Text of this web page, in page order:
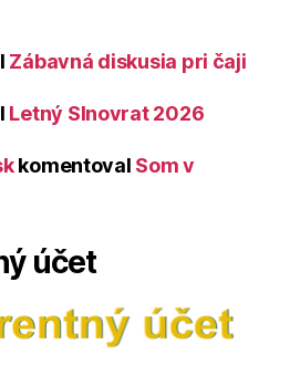
Zábavná diskusia pri čaji
Letný Slnovrat 2026
komentoval Som v
účet